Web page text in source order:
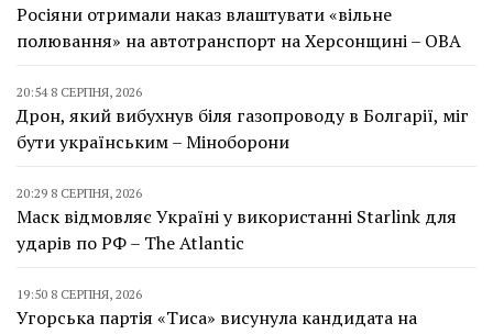
Росіяни отримали наказ влаштувати «вільне
полювання» на автотранспорт на Херсонщині – ОВА
20:54 8 СЕРПНЯ, 2026
Дрон, який вибухнув біля газопроводу в Болгарії, міг
бути українським – Міноборони
20:29 8 СЕРПНЯ, 2026
Маск відмовляє Україні у використанні Starlink для
ударів по РФ – The Atlantic
19:50 8 СЕРПНЯ, 2026
Угорська партія «Тиса» висунула кандидата на